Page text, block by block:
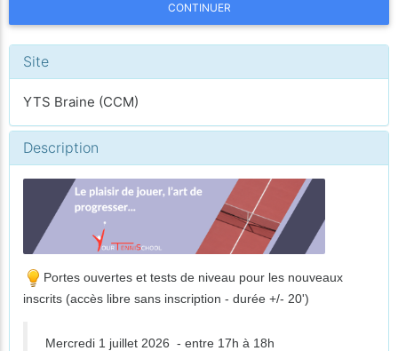
CONTINUER
Site
YTS Braine (CCM)
Description
Portes ouvertes et tests de niveau pour les nouveaux
inscrits (accès libre sans inscription - durée +/- 20')
Mercredi 1 juillet 2026 - entre 17h à 18h